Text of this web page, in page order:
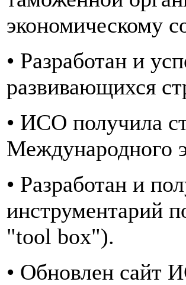
экономическому
• Разработан и
развивающихся
• ИСО получила
Международного
• Разработан и
инструментарий
"tool box").
• Обновлен сайт